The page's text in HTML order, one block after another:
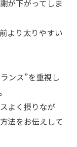
が下がってしま
より太りやすい
ンス”を重視し
よく摂りなが
法をお伝えして